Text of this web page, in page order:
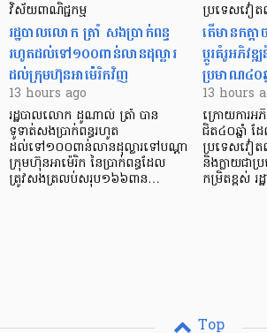
វិស័យ​ពាណិជ្ជកម្ម
រដ្ឋបាលលោក ត្រាំ សងប្រាក់ពន្ធ
រហូតដល់ទៅ១០០ពាន់លានដុល្លារ
ដល់ក្រុមហ៊ុនអាម៉េរិកវិញ
13 hours ago
រដ្ឋបាលលោក ដូណាល់ ត្រាំ បាន​
ទូទាត់សងប្រាក់ពន្ធរហូត
ដល់ទៅ១០០ពាន់លានដុល្លារទៅបណ្ដា
ក្រុមហ៊ុនអាម៉េរិក នៃប្រាក់ពន្ធដែល
ត្រូវសងត្រលប់សរុប១៦៦ពាន…
ប្រទេសវៀ
តើមានកត្ត
ប្តូរគំរូអភិវ
ប្រមាណ៤០ឆ្
13 hours
ក្រោយការអ
ជិត៤០ឆ្នាំ ដ
ប្រទេសវៀត
និងក្លាយជា
កម្រិតខ្ពស់
Top